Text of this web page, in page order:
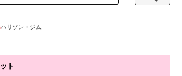
ハリソン・ジム
ト